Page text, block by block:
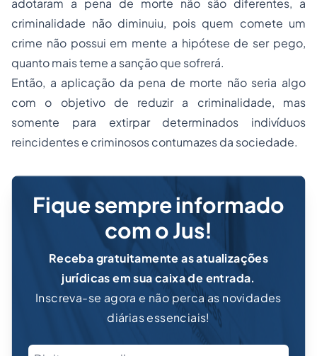
adotaram a pena de morte não são diferentes, a
criminalidade não diminuiu, pois quem comete um
crime não possui em mente a hipótese de ser pego,
quanto mais teme a sanção que sofrerá.
Então, a aplicação da pena de morte não seria algo
com o objetivo de reduzir a criminalidade, mas
somente para extirpar determinados indivíduos
reincidentes e criminosos contumazes da sociedade.
Fique sempre informado
com o Jus!
Receba gratuitamente as atualizações
jurídicas em sua caixa de entrada.
Inscreva-se agora e não perca as novidades
diárias essenciais!